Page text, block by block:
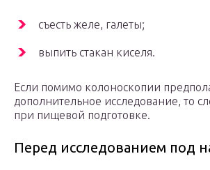
съесть желе, галеты;
выпить стакан киселя.
Если помимо колоноскопии
дополнительное исследование, то
при пищевой подготовке.
Перед исследованием под